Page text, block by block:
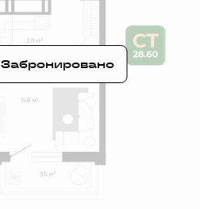
Забронировано